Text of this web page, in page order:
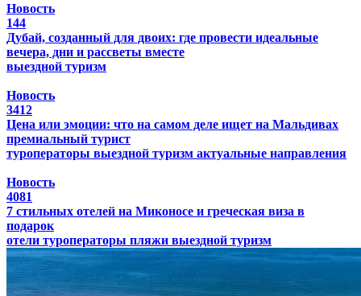
Новость
144
Дубай, созданный для двоих: где провести идеальные
вечера, дни и рассветы вместе
выездной туризм
Новость
3412
Цена или эмоции: что на самом деле ищет на Мальдивах
премиальный турист
туроператоры выездной туризм актуальные направления
Новость
4081
7 стильных отелей на Миконосе и греческая виза в
подарок
отели туроператоры пляжи выездной туризм